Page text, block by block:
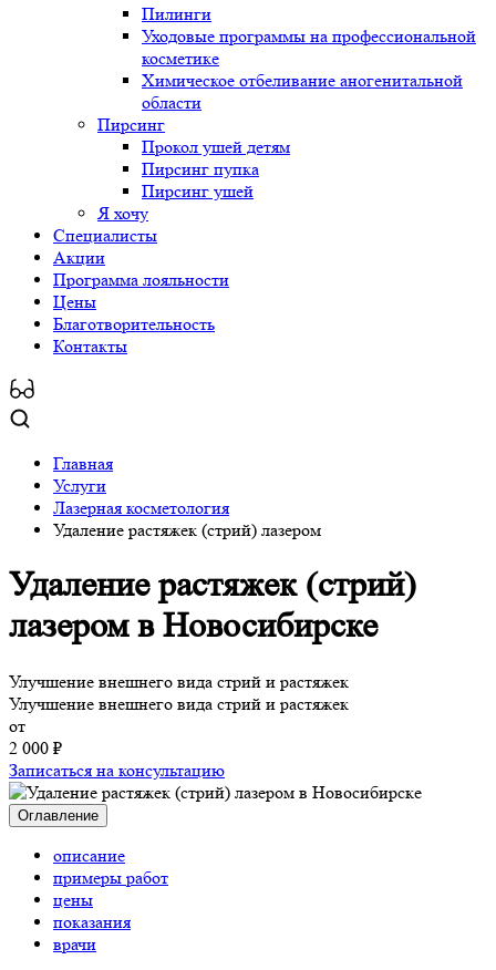
Пилинги
Уходовые программы на профессиональной
косметике
Химическое отбеливание аногенитальной
области
Пирсинг
Прокол ушей детям
Пирсинг пупка
Пирсинг ушей
Я хочу
Специалисты
Акции
Программа лояльности
Цены
Благотворительность
Контакты
Главная
Услуги
Лазерная косметология
Удаление растяжек (стрий) лазером
Удаление растяжек (стрий)
лазеромв Новосибирске
Улучшение внешнего вида стрий и растяжек
Улучшение внешнего вида стрий и растяжек
от
2 000 ₽
Записаться на консультацию
Оглавление
описание
примеры работ
цены
показания
врачи